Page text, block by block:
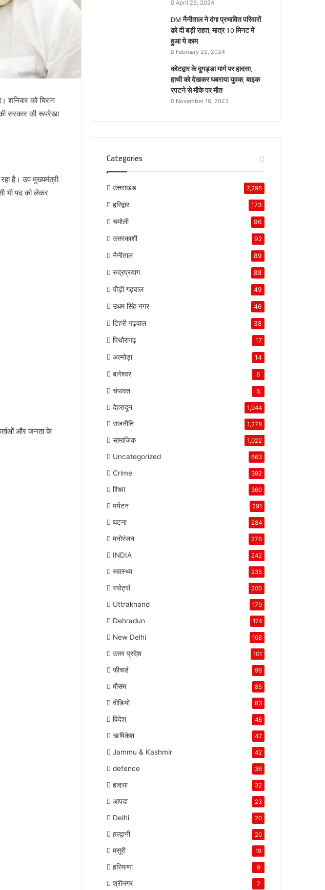
शनिवार को चिराग
सरकार की रूपरेखा
है। उप मुख्यमंत्री
भी पद को लेकर
और जनता के
April 29, 2024
DM नैनीताल ने दंगा प्रभावित परिवारों
क़ो दी बड़ी राहत, मात्र 10 मिनट में
हुआ ये काम
February 22, 2024
कोटद्वार के दुगड्डा मार्ग पर हादसा,
हाथी को देखकर घबराया युवक, बाइक
रपटने से मौके पर मौत
November 16, 2023
Categories
उत्तराखंड 7,296
हरिद्वार 173
चमोली 96
उत्तरकाशी 92
नैनीताल 89
रुद्रप्रयाग 88
पौड़ी गढ़वाल 49
उधम सिंह नगर 46
टिहरी गढ़वाल 38
पिथौरागढ़ 17
अल्मोड़ा 14
बागेश्वर 6
चंपावत 5
देहरादून 1,944
राजनीति 1,278
सामाजिक 1,022
Uncategorized 663
Crime 392
शिक्षा 360
पर्यटन 291
घटना 284
मनोरंजन 276
INDIA 242
स्वास्थ्य 235
स्पोर्ट्स 200
Uttrakhand 179
Dehradun 174
New Delhi 108
उत्तर प्रदेश 101
फीचर्ड 96
मौसम 85
वीडियो 83
विदेश 46
ऋषिकेश 42
Jammu & Kashmir 42
defence 36
हादसा 32
आपदा 23
Delhi 20
हल्द्वानी 20
मसूरी 19
हरियाणा 9
श्रीनगर 7